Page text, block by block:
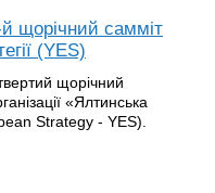
щорічний самміт
(YES)
щорічний
«Ялтинська
Strategy - YES).